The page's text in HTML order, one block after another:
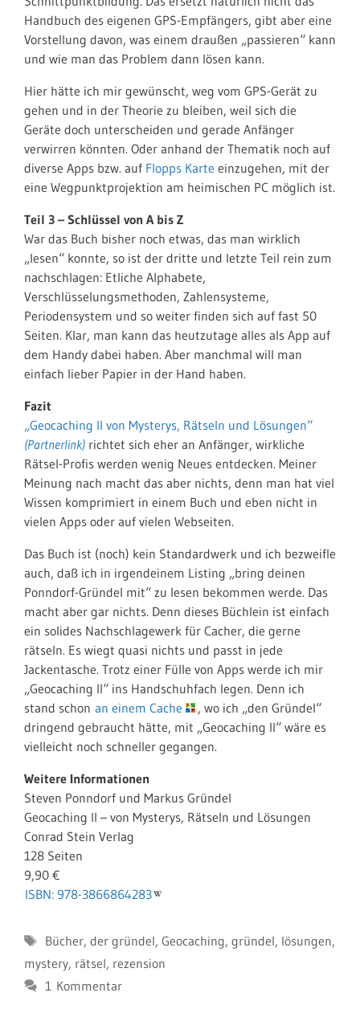
Handbuch des eigenen GPS-Empfängers, gibt aber eine
Vorstellung davon, was einem draußen „passieren“ kann
und wie man das Problem dann lösen kann.
Hier hätte ich mir gewünscht, weg vom GPS-Gerät zu
gehen und in der Theorie zu bleiben, weil sich die
Geräte doch unterscheiden und gerade Anfänger
verwirren könnten. Oder anhand der Thematik noch auf
diverse Apps bzw. auf Flopps Karte einzugehen, mit der
eine Wegpunktprojektion am heimischen PC möglich ist.
Teil 3 – Schlüssel von A bis Z
War das Buch bisher noch etwas, das man wirklich
„lesen“ konnte, so ist der dritte und letzte Teil rein zum
nachschlagen: Etliche Alphabete,
Verschlüsselungsmethoden, Zahlensysteme,
Periodensystem und so weiter finden sich auf fast 50
Seiten. Klar, man kann das heutzutage alles als App auf
dem Handy dabei haben. Aber manchmal will man
einfach lieber Papier in der Hand haben.
Fazit
„Geocaching II von Mysterys, Rätseln und Lösungen“
richtet sich eher an Anfänger, wirkliche
Rätsel-Profis werden wenig Neues entdecken. Meiner
Meinung nach macht das aber nichts, denn man hat viel
Wissen komprimiert in einem Buch und eben nicht in
vielen Apps oder auf vielen Webseiten.
Das Buch ist (noch) kein Standardwerk und ich bezweifle
auch, daß ich in irgendeinem Listing „bring deinen
Ponndorf-Gründel mit“ zu lesen bekommen werde. Das
macht aber gar nichts. Denn dieses Büchlein ist einfach
ein solides Nachschlagewerk für Cacher, die gerne
rätseln. Es wiegt quasi nichts und passt in jede
Jackentasche. Trotz einer Fülle von Apps werde ich mir
„Geocaching II“ ins Handschuhfach legen. Denn ich
stand schon an einem Cache
, wo ich „den Gründel“
dringend gebraucht hätte, mit „Geocaching II“ wäre es
vielleicht noch schneller gegangen.
Weitere Informationen
Steven Ponndorf und Markus Gründel
Geocaching II – von Mysterys, Rätseln und Lösungen
Conrad Stein Verlag
128 Seiten
9,90 €
ISBN: 978-3866864283
Schlagwörter
Bücher, der gründel, Geocaching, gründel, lösungen,
mystery, rätsel, rezension
1 Kommentar